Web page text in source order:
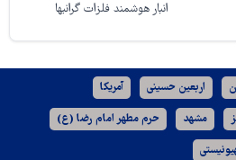
انبار هوشمند فلزات گرانبها
اربعین حسینی آمریکا
مشهد حرم مطهر امام رضا (ع)